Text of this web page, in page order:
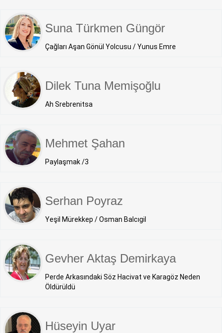
Suna Türkmen Güngör
Çağları Aşan Gönül Yolcusu / Yunus Emre
Dilek Tuna Memişoğlu
Ah Srebrenitsa
Mehmet Şahan
Paylaşmak /3
Serhan Poyraz
Yeşil Mürekkep / Osman Balcıgil
Gevher Aktaş Demirkaya
Perde Arkasındaki Söz Hacivat ve Karagöz Neden
Öldürüldü
Hüseyin Uyar